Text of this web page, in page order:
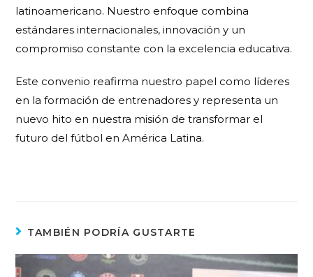
latinoamericano. Nuestro enfoque combina
estándares internacionales, innovación y un
compromiso constante con la excelencia educativa.
Este convenio reafirma nuestro papel como líderes
en la formación de entrenadores y representa un
nuevo hito en nuestra misión de transformar el
futuro del fútbol en América Latina.
TAMBIÉN PODRÍA GUSTARTE